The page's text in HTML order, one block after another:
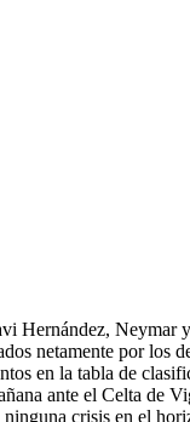
Hernández, Neymar
netamente por los
en la tabla de
ante el Celta de
crisis en el